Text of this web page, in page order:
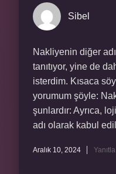
Sibel
Nakliyenin diğer
tanıtıyor, yine de
isterdim. Kısaca
yorumum şöyle:
şunlardır: Ayrıca,
adı olarak kabul
Aralık 10, 2024 Yanıtla